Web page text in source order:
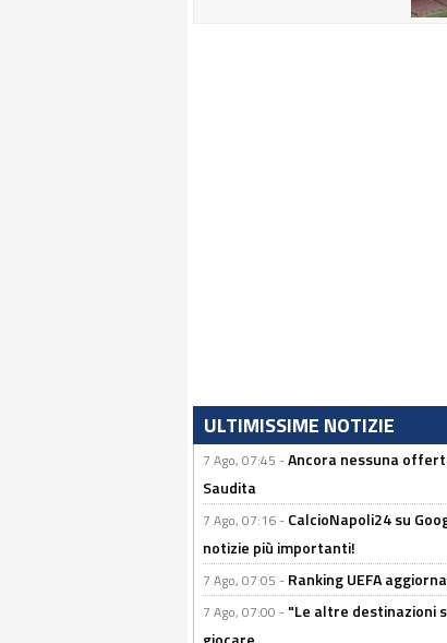
ULTIMISSIME NOTIZIE
7 Ago, 07:45 -Ancora nessuna
Saudita
7 Ago, 07:16 - CalcioNapoli24 su
notizie più importanti!
7 Ago, 07:05 - Ranking UEFA
7 Ago, 07:00 - "Le altre destinazioni